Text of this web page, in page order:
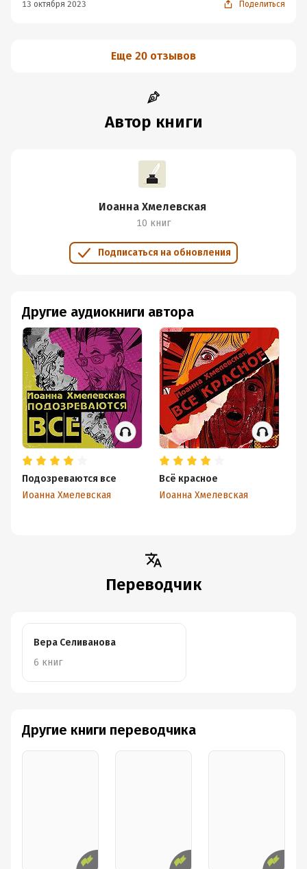
13 октября 2023 Поделиться
Еще 20 отзывов
Автор книги
Иоанна Хмелевская
10 книг
Подписаться на обновления
Другие аудиокниги автора
Подозреваются все
Иоанна Хмелевская
Всё красное
Иоанна Хмелевская
Переводчик
Вера Селиванова
6 книг
Другие книги переводчика